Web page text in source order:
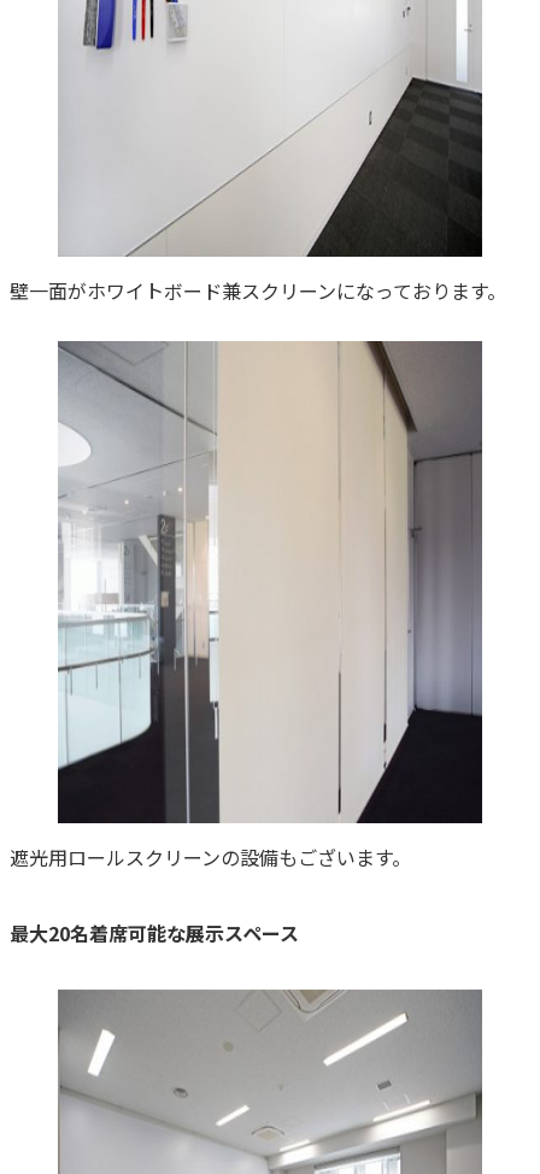
壁一面がホワイトボード兼スクリーンになっております。
遮光用ロールスクリーンの設備もございます。
最大20名着席可能な展示スペース